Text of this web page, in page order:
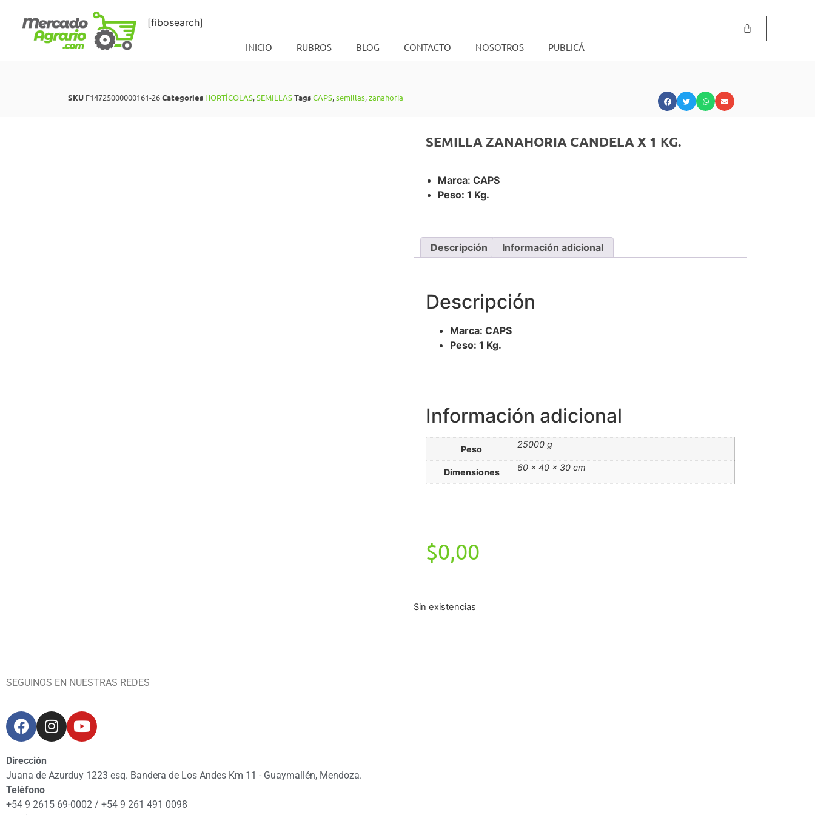
[fibosearch]
INICIO RUBROS BLOG CONTACTO NOSOTROS PUBLICÁ
SKU F14725000000161-26Categories HORTÍCOLAS,SEMILLASTagsCAPS,semillas,zanahoria
SEMILLA ZANAHORIA CANDELA X 1 KG.
Marca: CAPS
Peso: 1 Kg.
Descripción Información adicional
Descripción
Marca: CAPS
Peso: 1 Kg.
Información adicional
Peso 25000 g
Dimensiones 60 × 40 × 30 cm
$0,00
Sin existencias
SEGUINOS EN NUESTRAS REDES
Dirección
Juana de Azurduy 1223 esq. Bandera de Los Andes Km 11 - Guaymallén, Mendoza.
Teléfono
+54 9 2615 69-0002 / +54 9 261 491 0098